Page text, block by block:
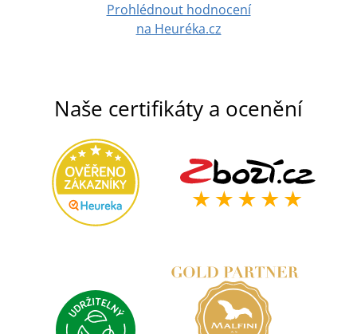
Prohlédnout hodnocení
na Heuréka.cz
Naše certifikáty a ocenění